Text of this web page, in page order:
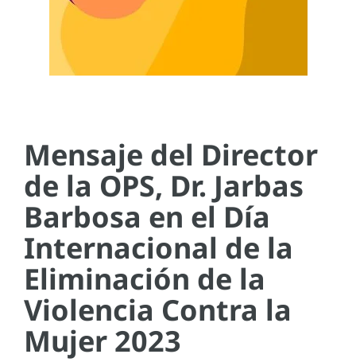
Mensaje del Director
de la OPS, Dr. Jarbas
Barbosa en el Día
Internacional de la
Eliminación de la
Violencia Contra la
Mujer 2023